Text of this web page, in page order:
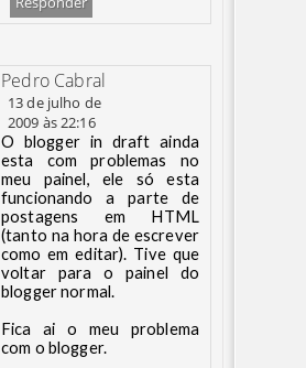
Pedro Cabral
13 de julho de
2009 às 22:16
O blogger in draft ainda
esta com problemas no
meu painel, ele só esta
funcionando a parte de
postagens em HTML
(tanto na hora de escrever
como em editar). Tive que
voltar para o painel do
blogger normal.
Fica ai o meu problema
com o blogger.